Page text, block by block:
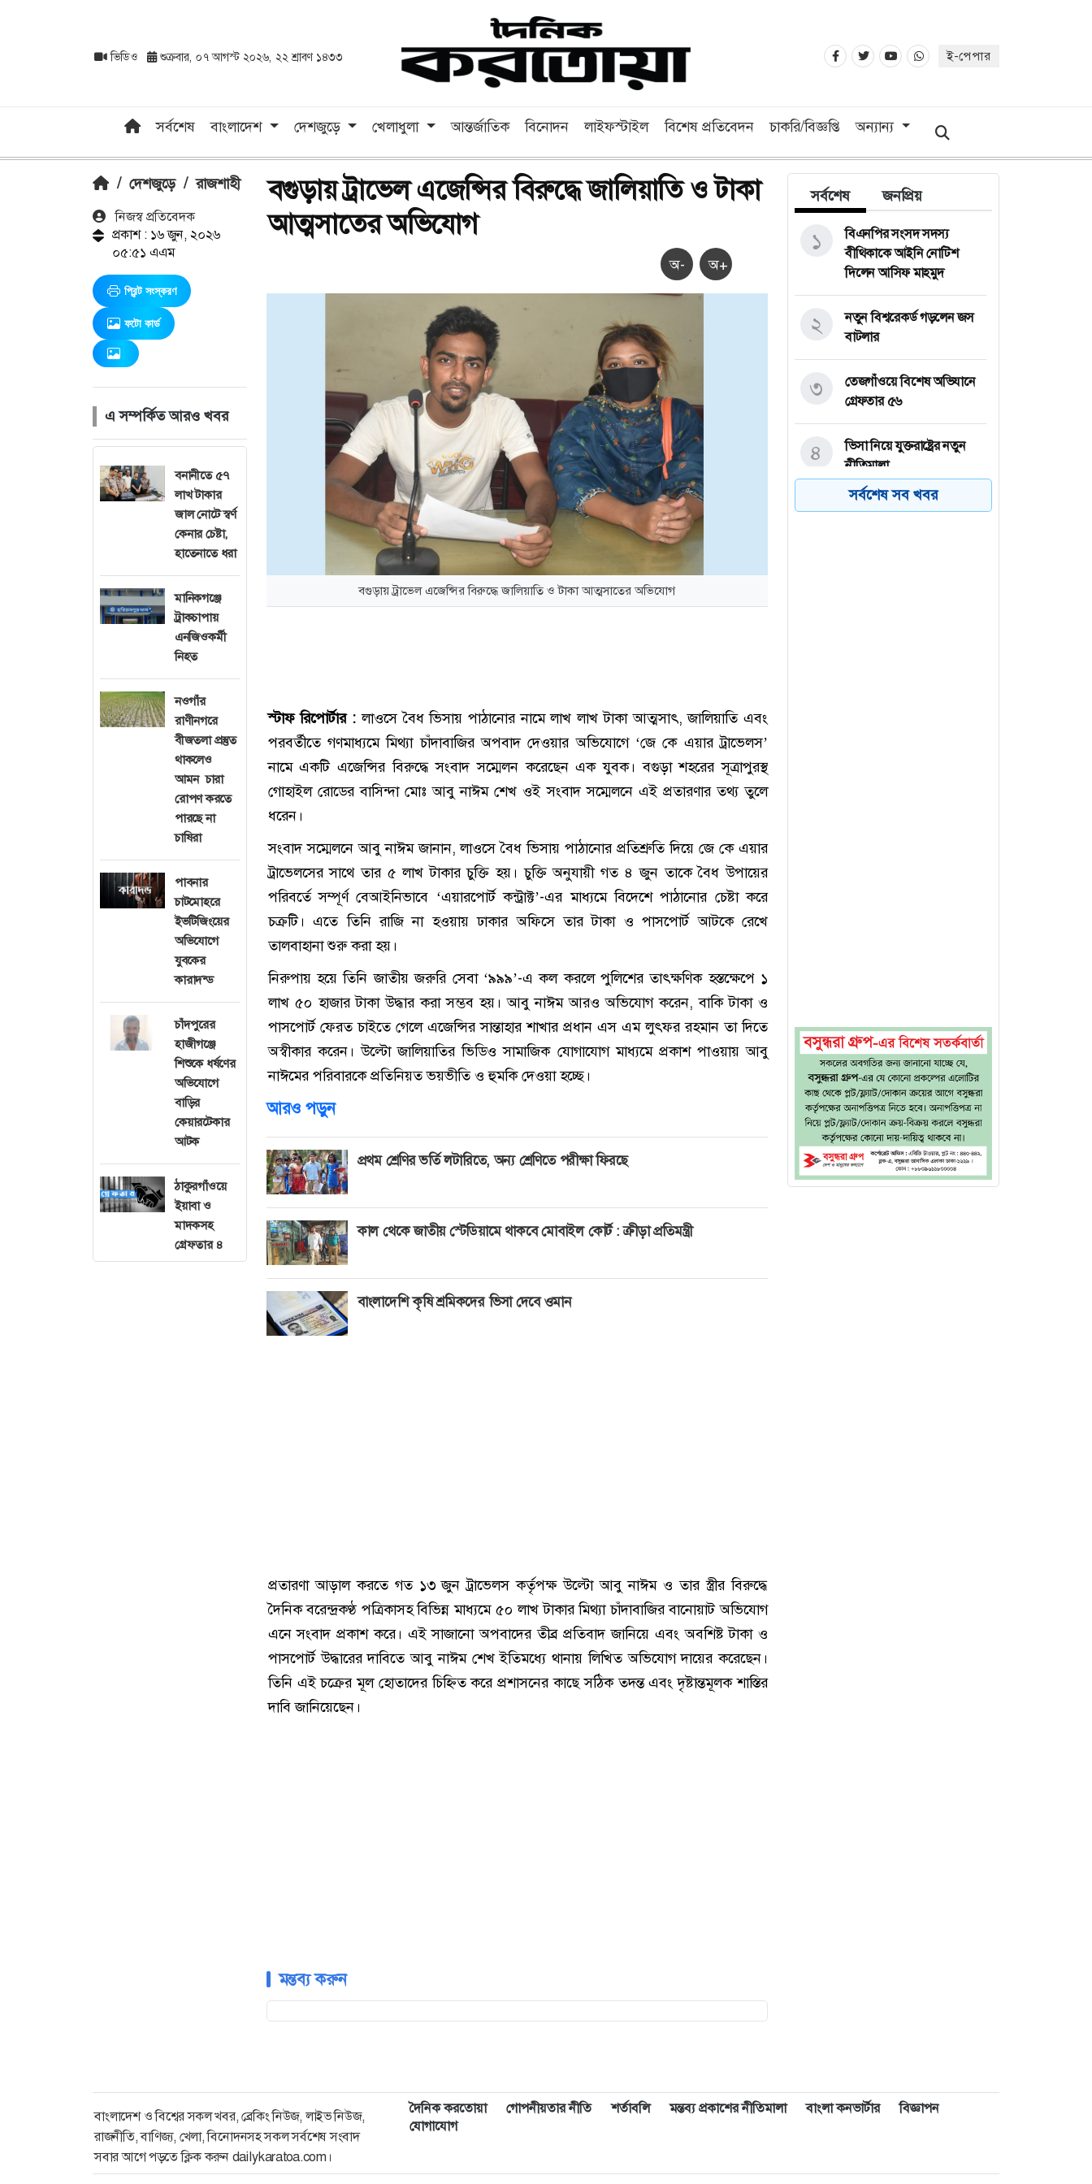
ভিডিও শুক্রবার, ০৭ আগস্ট ২০২৬, ২২ শ্রাবণ ১৪৩৩ ই-পেপার
সর্বশেষ বাংলাদেশ দেশজুড়ে খেলাধুলা আন্তর্জাতিক বিনোদন লাইফস্টাইল বিশেষ প্রতিবেদন চাকরি/বিজ্ঞপ্তি অন্যান্য
/ দেশজুড়ে / রাজশাহী
নিজস্ব প্রতিবেদক
প্রকাশ : ১৬ জুন, ২০২৬
০৫:৫১ এএম
প্রিন্ট সংস্করণ
ফটো কার্ড
এ সম্পর্কিত আরও খবর
বনানীতে ৫৭
লাখ টাকার
জাল নোটে স্বর্ণ
কেনার চেষ্টা,
হাতেনাতে ধরা
মানিকগঞ্জে
ট্রাকচাপায়
এনজিওকর্মী
নিহত
নওগাঁর
রাণীনগরে
বীজতলা প্রস্তুত
থাকলেও
আমন চারা
রোপণ করতে
পারছে না
চাষিরা
পাবনার
চাটমোহরে
ইভটিজিংয়ের
অভিযোগে
যুবকের
কারাদন্ড
চাঁদপুরের
হাজীগঞ্জে
শিশুকে ধর্ষণের
অভিযোগে
বাড়ির
কেয়ারটেকার
আটক
ঠাকুরগাঁওয়ে
ইয়াবা ও
মাদকসহ
গ্রেফতার ৪
বগুড়ায় ট্রাভেল এজেন্সির বিরুদ্ধে জালিয়াতি ও টাকা
আত্মসাতের অভিযোগ
অ- অ+
বগুড়ায় ট্রাভেল এজেন্সির বিরুদ্ধে জালিয়াতি ও টাকা আত্মসাতের অভিযোগ
স্টাফ রিপোর্টার : লাওসে বৈধ ভিসায় পাঠানোর নামে লাখ লাখ টাকা আত্মসাৎ, জালিয়াতি এবং
পরবর্তীতে গণমাধ্যমে মিথ্যা চাঁদাবাজির অপবাদ দেওয়ার অভিযোগে ‘জে কে এয়ার ট্রাভেলস’
নামে একটি এজেন্সির বিরুদ্ধে সংবাদ সম্মেলন করেছেন এক যুবক। বগুড়া শহরের সূত্রাপুরস্থ
গোহাইল রোডের বাসিন্দা মোঃ আবু নাঈম শেখ ওই সংবাদ সম্মেলনে এই প্রতারণার তথ্য তুলে
ধরেন।
সংবাদ সম্মেলনে আবু নাঈম জানান, লাওসে বৈধ ভিসায় পাঠানোর প্রতিশ্রুতি দিয়ে জে কে এয়ার
ট্রাভেলসের সাথে তার ৫ লাখ টাকার চুক্তি হয়। চুক্তি অনুযায়ী গত ৪ জুন তাকে বৈধ উপায়ের
পরিবর্তে সম্পূর্ণ বেআইনিভাবে ‘এয়ারপোর্ট কন্ট্রাক্ট’-এর মাধ্যমে বিদেশে পাঠানোর চেষ্টা করে
চক্রটি। এতে তিনি রাজি না হওয়ায় ঢাকার অফিসে তার টাকা ও পাসপোর্ট আটকে রেখে
তালবাহানা শুরু করা হয়।
নিরুপায় হয়ে তিনি জাতীয় জরুরি সেবা ‘৯৯৯’-এ কল করলে পুলিশের তাৎক্ষণিক হস্তক্ষেপে ১
লাখ ৫০ হাজার টাকা উদ্ধার করা সম্ভব হয়। আবু নাঈম আরও অভিযোগ করেন, বাকি টাকা ও
পাসপোর্ট ফেরত চাইতে গেলে এজেন্সির সান্তাহার শাখার প্রধান এস এম লুৎফর রহমান তা দিতে
অস্বীকার করেন। উল্টো জালিয়াতির ভিডিও সামাজিক যোগাযোগ মাধ্যমে প্রকাশ পাওয়ায় আবু
নাঈমের পরিবারকে প্রতিনিয়ত ভয়ভীতি ও হুমকি দেওয়া হচ্ছে।
আরও পড়ুন
প্রথম শ্রেণির ভর্তি লটারিতে, অন্য শ্রেণিতে পরীক্ষা ফিরছে
কাল থেকে জাতীয় স্টেডিয়ামে থাকবে মোবাইল কোর্ট : ক্রীড়া প্রতিমন্ত্রী
বাংলাদেশি কৃষি শ্রমিকদের ভিসা দেবে ওমান
প্রতারণা আড়াল করতে গত ১৩ জুন ট্রাভেলস কর্তৃপক্ষ উল্টো আবু নাঈম ও তার স্ত্রীর বিরুদ্ধে
দৈনিক বরেন্দ্রকণ্ঠ পত্রিকাসহ বিভিন্ন মাধ্যমে ৫০ লাখ টাকার মিথ্যা চাঁদাবাজির বানোয়াট অভিযোগ
এনে সংবাদ প্রকাশ করে। এই সাজানো অপবাদের তীব্র প্রতিবাদ জানিয়ে এবং অবশিষ্ট টাকা ও
পাসপোর্ট উদ্ধারের দাবিতে আবু নাঈম শেখ ইতিমধ্যে থানায় লিখিত অভিযোগ দায়ের করেছেন।
তিনি এই চক্রের মূল হোতাদের চিহ্নিত করে প্রশাসনের কাছে সঠিক তদন্ত এবং দৃষ্টান্তমূলক শাস্তির
দাবি জানিয়েছেন।
মন্তব্য করুন
সর্বশেষ জনপ্রিয়
বিএনপির সংসদ সদস্য
বীথিকাকে আইনি নোটিশ
দিলেন আসিফ মাহমুদ
১
নতুন বিশ্বরেকর্ড গড়লেন জস
বাটলার
২
তেজগাঁওয়ে বিশেষ অভিযানে
গ্রেফতার ৫৬
৩
ভিসা নিয়ে যুক্তরাষ্ট্রের নতুন
নীতিমালা
৪
২০৩২ সাল পর্যন্ত রিয়াল
৫
সর্বশেষ সব খবর
বাংলাদেশ ও বিশ্বের সকল খবর, ব্রেকিং নিউজ, লাইভ নিউজ,
রাজনীতি, বাণিজ্য, খেলা, বিনোদনসহ সকল সর্বশেষ সংবাদ
সবার আগে পড়তে ক্লিক করুন dailykaratoa.com।
দৈনিক করতোয়া গোপনীয়তার নীতি শর্তাবলি মন্তব্য প্রকাশের নীতিমালা বাংলা কনভার্টার
বিজ্ঞাপন
যোগাযোগ